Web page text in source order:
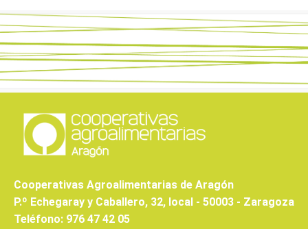
Cooperativas Agroalimentarias de Aragón
P.º Echegaray y Caballero, 32, local - 50003 - Zaragoza
Teléfono: 976 47 42 05